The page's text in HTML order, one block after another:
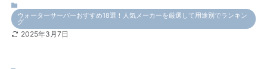
ウォーターサーバーおすすめ18選！人気メーカーを厳選して用途別でランキン
グ
2025年3月7日